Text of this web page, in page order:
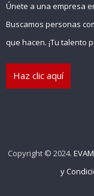
Únete a una empresa
Buscamos personas
que hacen. ¡Tu talento
Haz clic aquí
Copyright © 2024.
y